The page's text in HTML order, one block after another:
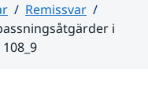
Remissvar
i